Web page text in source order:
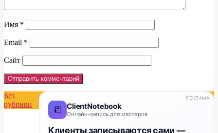
Имя *
Email *
Сайт
📒 ClientNotebook
Онлайн-запись для мастеров
Клиенты записываются сами —
РЕКЛАМА
Без
рубрики